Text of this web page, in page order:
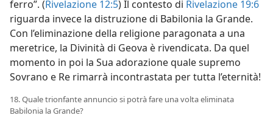
ferro”. (Rivelazione 12:5) Il contesto di Rivelazione 19:6
riguarda invece la distruzione di Babilonia la Grande.
Con l’eliminazione della religione paragonata a una
meretrice, la Divinità di Geova è rivendicata. Da quel
momento in poi la Sua adorazione quale supremo
Sovrano e Re rimarrà incontrastata per tutta l’eternità!
18. Quale trionfante annuncio si potrà fare una volta eliminata
Babilonia la Grande?